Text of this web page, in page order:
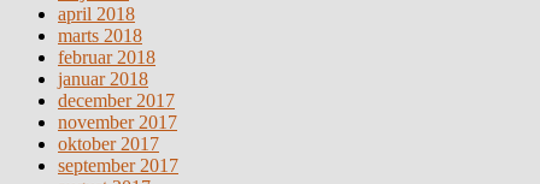
april 2018
marts 2018
februar 2018
januar 2018
december 2017
november 2017
oktober 2017
september 2017